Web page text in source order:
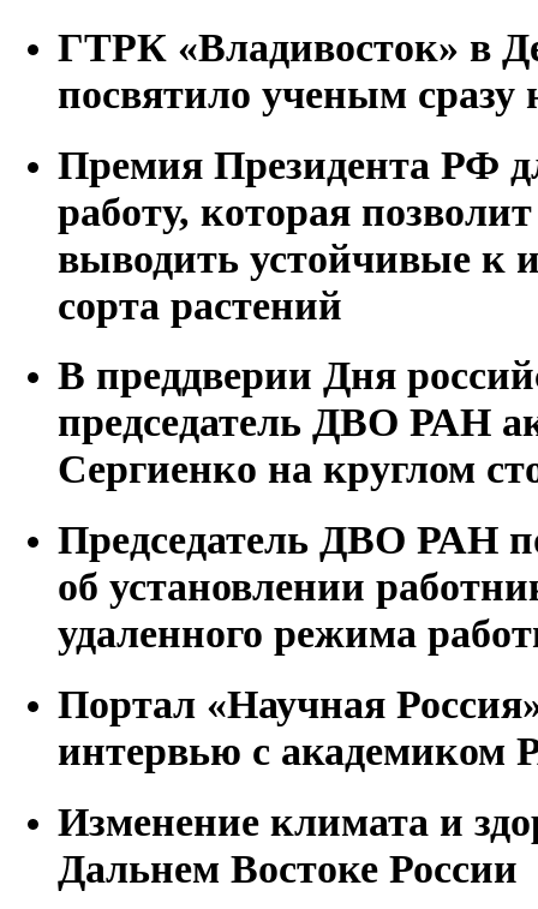
ГТРК «Владивосток» в
посвятило ученым сразу
Премия Президента РФ
работу, которая
выводить устойчивые к
сорта растений
В преддверии Дня
председатель ДВО РАН
Сергиенко на круглом
Председатель ДВО РАН
об установлении
удаленного режима
Портал «Научная
интервью с академиком
Изменение климата и
Дальнем Востоке России